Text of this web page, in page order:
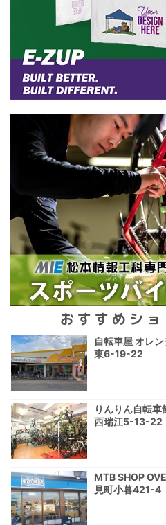
おすすめシ
自転車屋 オレ
東6-19-22
りんりん自転
西瑞江5-13-22
MTB SHOP
見町小暮421-4